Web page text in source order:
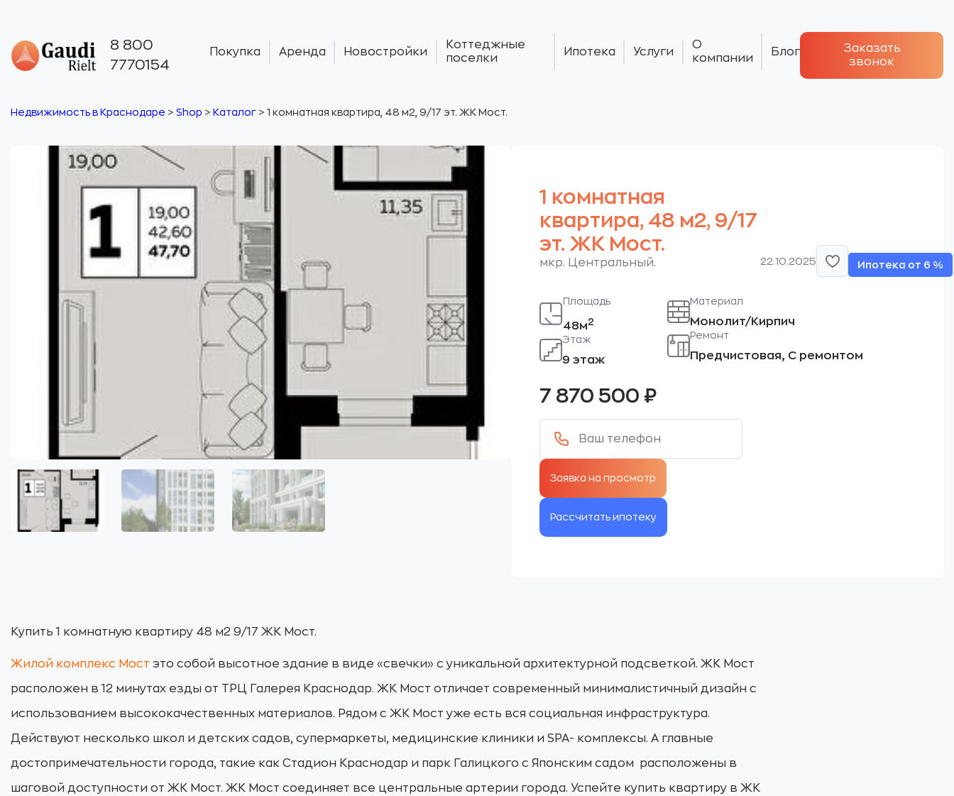
8 800
7770154
Покупка Аренда Новостройки
Коттеджные
поселки
Ипотека Услуги
О
компании
Блог
Заказать
звонок
Недвижимость в Краснодаре > Shop > Каталог > 1 комнатная квартира, 48 м2, 9/17 эт. ЖК Мост.
1 комнатная
квартира, 48 м2, 9/17
эт. ЖК Мост.
мкр. Центральный. 22.10.2025 Ипотека от 6 %
Площадь
48м2
Этаж
9 этаж
Материал
Монолит/Кирпич
Ремонт
Предчистовая, С ремонтом
7 870 500 ₽
Рассчитать ипотеку
Купить 1 комнатную квартиру 48 м2 9/17 ЖК Мост.
Жилой комплекс Мост это собой высотное здание в виде «свечки» с уникальной архитектурной подсветкой. ЖК Мост
расположен в 12 минутах езды от ТРЦ Галерея Краснодар. ЖК Мост отличает современный минималистичный дизайн с
использованием высококачественных материалов. Рядом с ЖК Мост уже есть вся социальная инфраструктура.
Действуют несколько школ и детских садов, супермаркеты, медицинские клиники и SPA- комплексы. А главные
достопримечательности города, такие как Стадион Краснодар и парк Галицкого с Японским садом расположены в
шаговой доступности от ЖК Мост. ЖК Мост соединяет все центральные артерии города. Успейте купить квартиру в ЖК